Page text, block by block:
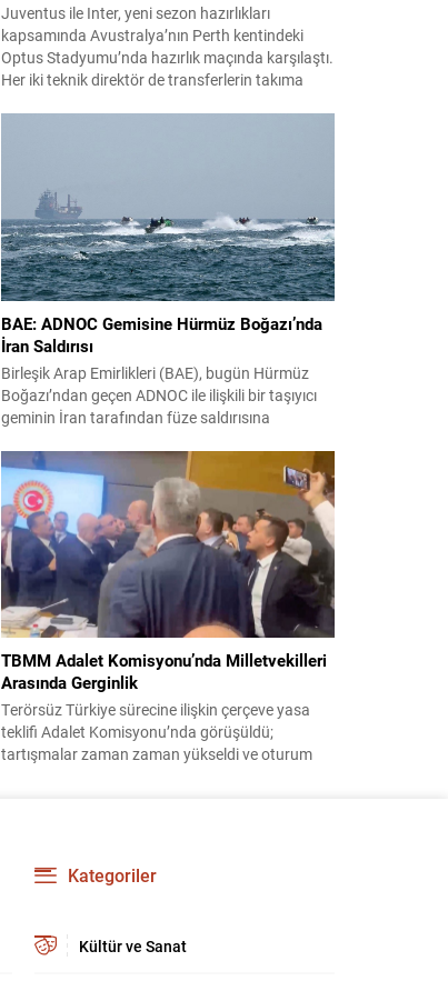
Juventus ile Inter, yeni sezon hazırlıkları
kapsamında Avustralya’nın Perth kentindeki
Optus Stadyumu’nda hazırlık maçında karşılaştı.
Her iki teknik direktör de transferlerin takıma
Yıldız ilk 11’de görev alırken,...
BAE: ADNOC Gemisine Hürmüz Boğazı’nda
İran Saldırısı
Birleşik Arap Emirlikleri (BAE), bugün Hürmüz
Boğazı’ndan geçen ADNOC ile ilişkili bir taşıyıcı
geminin İran tarafından füze saldırısına
alındığını bildirirken saldırıyı kınadı ve Tahran’ı
korsanlıkla suçladı. WAM ajansının aktardığı ilk
açıklamada, ADNOC’a ait bir geminin sabah
saatlerinde hedef alındığı belirtildi; ilerleyen
dakikalarda ise BAE...
TBMM Adalet Komisyonu’nda Milletvekilleri
Arasında Gerginlik
Terörsüz Türkiye sürecine ilişkin çerçeve yasa
teklifi Adalet Komisyonu’nda görüşüldü;
tartışmalar zaman zaman yükseldi ve oturum
arasında söz düellosu başladı; taraflar birbirlerini
sert ifadelerle eleştirdi. Tartışma...
Kategoriler
Kültür ve Sanat